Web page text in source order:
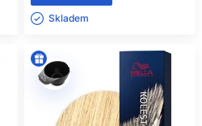
Skladem ㅤ